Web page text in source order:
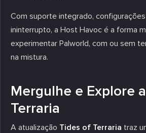
Com suporte integrado,
ininterrupto, a Host Havoc é a forma
experimentar Palworld, com ou sem
na mistura.
Mergulhe e Explore
Terraria
A atualização Tides of Terraria traz